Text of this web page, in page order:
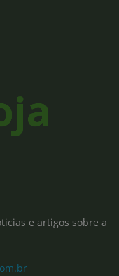
e artigos sobre a